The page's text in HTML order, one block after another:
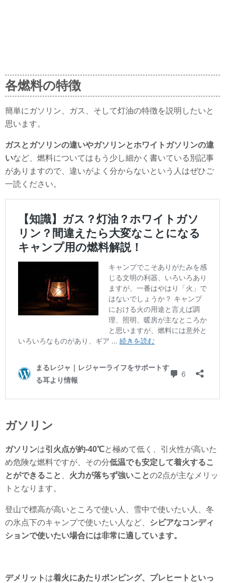
各燃料の特徴
簡単にガソリン、ガス、そして灯油の特徴を説明したいと
思います。
ガスとガソリンの違いやガソリンとホワイトガソリンの違
いなど、燃料についてはもう少し細かく書いている別記事
がありますので、違いがよく分からないという人はぜひご
一読ください。
ガソリン
ガソリンは引火点が約-40℃と極めて低く、引火性が高いた
め危険な燃料ですが、その分低温でも安定して着火するこ
とができること
火力が落ちず強いことの2点が主なメリッ
トとなります。
登山で標高が高いところで使い人、雪中で使いたい人、冬
の氷点下のキャンプで使いたい人など、
シビアなコンディ
ションで使いたい場合には非常に適しています。
デメリット は着火にあたりポンピング、プレヒートといっ